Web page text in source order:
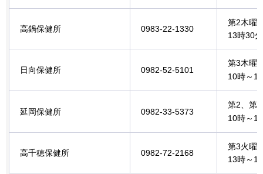
高鍋保健所 0983-22-1330
第2木曜
13時30
日向保健所 0982-52-5101
第3木曜
10時～
延岡保健所 0982-33-5373
第2、第
10時～
高千穂保健所 0982-72-2168
第3火曜
13時～